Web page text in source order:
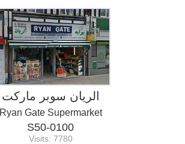
الريان سوبر ماركت
Ryan Gate Supermarket
S50-0100
Visits: 7780